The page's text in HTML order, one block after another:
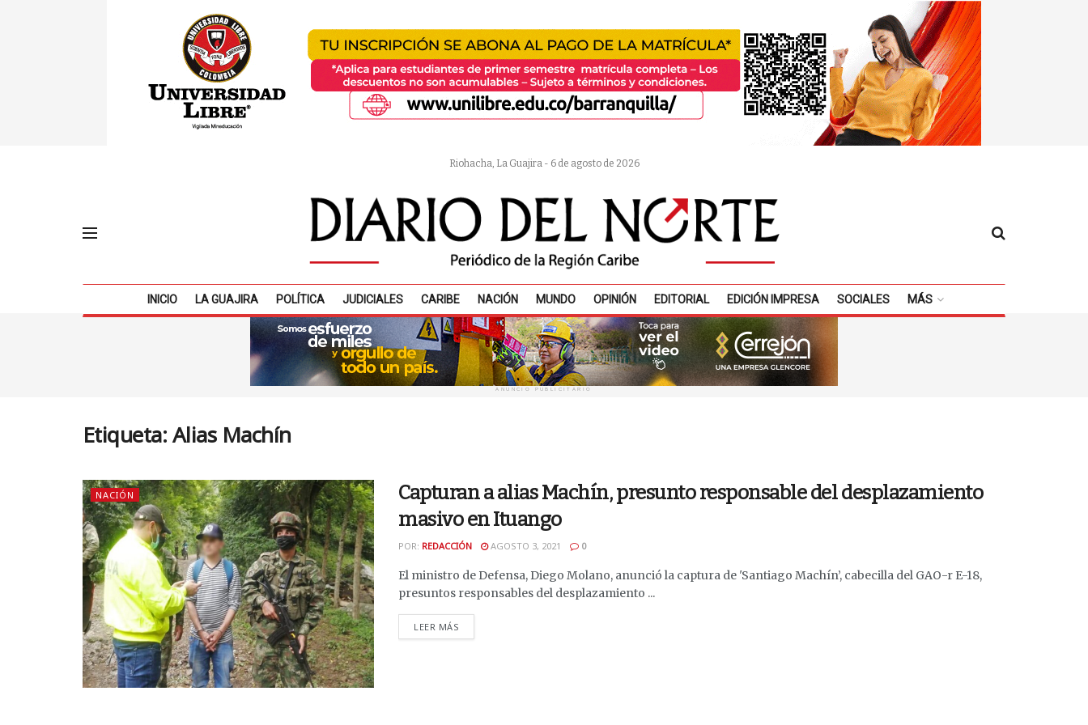
Riohacha, La Guajira - 6 de agosto de 2026
INICIO LA GUAJIRA POLÍTICA JUDICIALES CARIBE NACIÓN MUNDO OPINIÓN EDITORIAL EDICIÓN IMPRESA SOCIALES MÁS
ANUNCIO PUBLICITARIO
Etiqueta:Alias Machín
NACIÓN
Capturan a alias Machín, presunto responsable del desplazamiento
masivo en Ituango
POR: REDACCIÓN AGOSTO 3, 2021 0
El ministro de Defensa, Diego Molano, anunció la captura de 'Santiago Machín’, cabecilla del GAO-r E-18,
presuntos responsables del desplazamiento ...
LEER MÁS